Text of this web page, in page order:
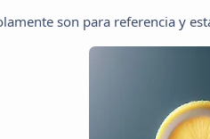
son para referencia y